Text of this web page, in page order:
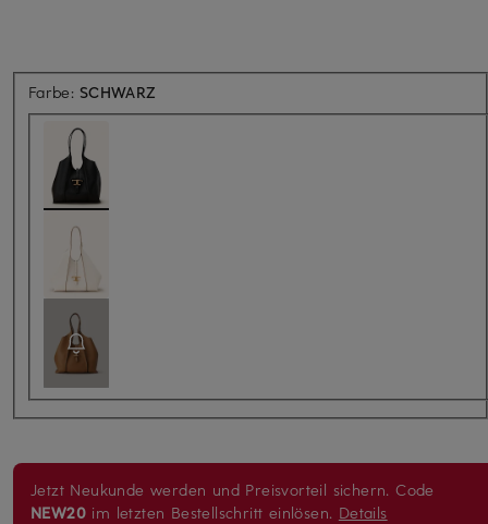
Farbe: SCHWARZ
Jetzt Neukunde werden und Preisvorteil sichern. Code
NEW20 im letzten Bestellschritt einlösen. Details